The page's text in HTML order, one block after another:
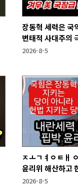
장동혁 세력은 국
변태적 사대주의
2026-8-5
ㅈㅗㄱㅕㅇㅌㅐ
윤리위 해산하고
2026-8-5